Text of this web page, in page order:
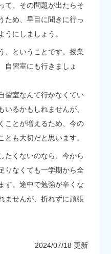
て、その問題が出たらそ
ため、早目に聞きに行っ
うにしましょう。
、ということです。授業
自習室にも行きましょ
習室なんて行かなくてい
るかもしれませんが、
ことが増えるため、今の
とも大切だと思います。
たくないのなら、今から
りなくても一学期から全
す。途中で勉強が辛くな
ませんが、折れずに頑張
2024/07/18 更新